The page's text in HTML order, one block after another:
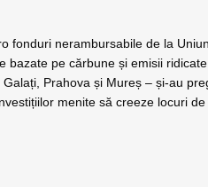
fonduri nerambursabile de la
bazate pe cărbune și emisii
Prahova și Mureș – și-au
menite să creeze locuri de